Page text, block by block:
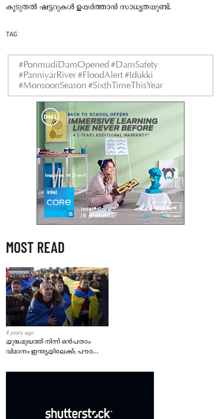
കൂടുതൽ ഷട്ടറുകൾ ഉയർത്താൻ സാധ്യതയുണ്ട്.
TAG
#PonmudiDamOpened #DamSafety
#PanniyarRiver #FloodAlert #Idukki
#MonsoonSeason #SixthTimeThisYear
MOST READ
4 years ago
യുദ്ധമുഖത്ത് നിന്ന് ഒൻപതാം
വിമാനം ഇന്ത്യയിലേക്ക്; പൗരന്മാർ
– കേന്ദ്രം